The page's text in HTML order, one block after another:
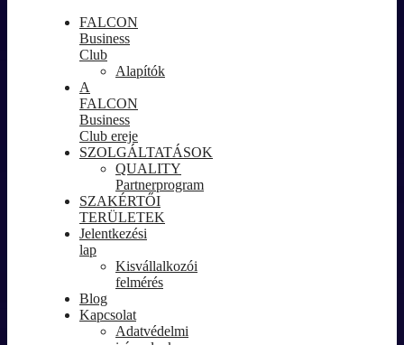
FALCON
Business
Club
Alapítók
A
FALCON
Business
Club ereje
SZOLGÁLTATÁSOK
QUALITY
Partnerprogram
SZAKÉRTŐI
TERÜLETEK
Jelentkezési
lap
Kisvállalkozói
felmérés
Blog
Kapcsolat
Adatvédelmi